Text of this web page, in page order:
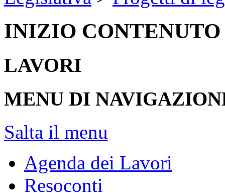
INIZIO CONTENUTO
LAVORI
MENU DI
Salta il menu
Agenda dei Lavori
Resoconti